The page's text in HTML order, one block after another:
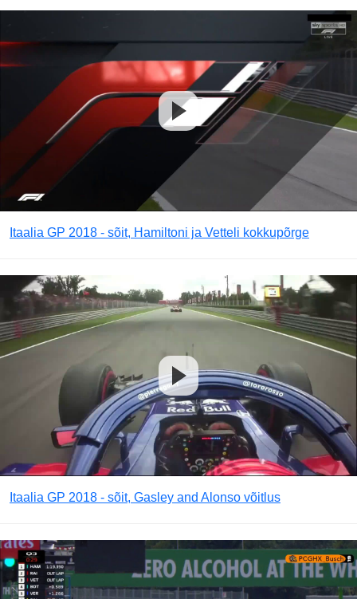
Itaalia GP 2018 - sõit, Hamiltoni ja Vetteli kokkupõrge
Itaalia GP 2018 - sõit, Gasley and Alonso võitlus